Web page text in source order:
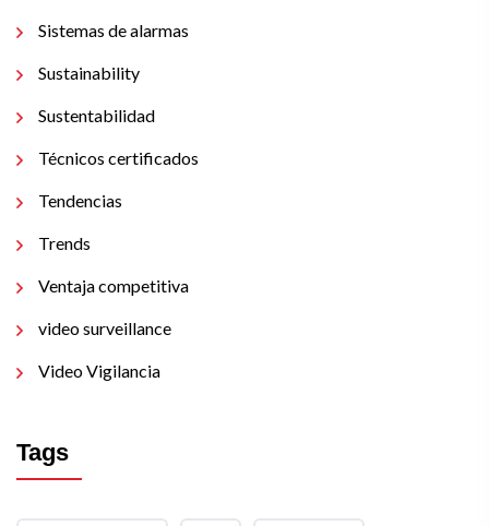
Sistemas de alarmas
Sustainability
Sustentabilidad
Técnicos certificados
Tendencias
Trends
Ventaja competitiva
video surveillance
Video Vigilancia
Tags